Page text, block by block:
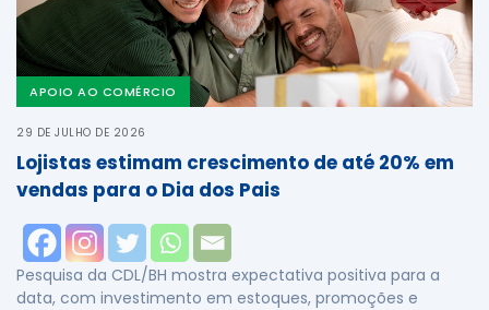
APOIO AO COMÉRCIO
29 DE JULHO DE 2026
Lojistas estimam crescimento de até 20% em
vendas para o Dia dos Pais
Pesquisa da CDL/BH mostra expectativa positiva para a
data, com investimento em estoques, promoções e